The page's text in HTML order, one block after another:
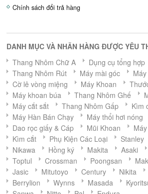
Chính sách đổi trả hàng
DANH MỤC VÀ NHÃN HÀNG ĐƯỢC YÊU
Thang Nhôm Chữ A
Dụng cụ tổng hợp
Thang Nhôm Rút
Máy mài góc
Cờ lê vòng miệng
Máy Khoan
Máy khoan búa
Thang Nhôm Ghế
Máy cắt sắt
Thang Nhôm Gấp
Kìm
Máy Hàn Bán Chạy
Máy thổi hơi nóng
Dao rọc giấy & Cáp
Mũi Khoan
Kìm cắt
Phụ Kiện Các Loại Stanley
Nikawa
Hồng ký Makita Asaki
Toptul
Crossman Poongsan
Jasic
Mitutoyo Century Nikita
Berrylion
Wynns Masada